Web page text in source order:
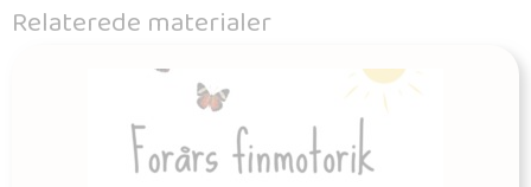
Relaterede materialer